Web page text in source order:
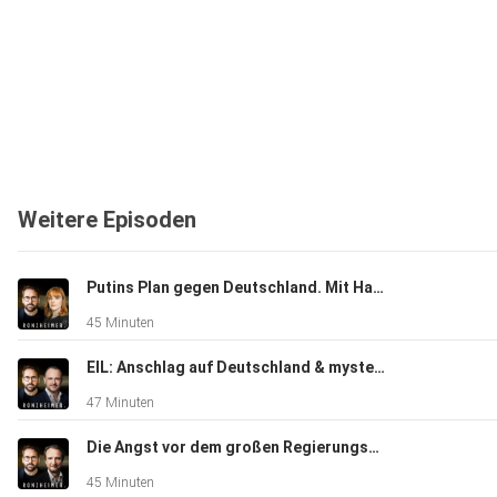
Weitere Episoden
Putins Plan gegen Deutschland. Mit Hanna Notte
45 Minuten
EIL: Anschlag auf Deutschland & mysteriöser Minister-Auftritt. Mit Peter Neumann
47 Minuten
Die Angst vor dem großen Regierungsknall. Mit Eckart Lohse
45 Minuten